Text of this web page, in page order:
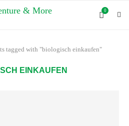
0
tagged with "biologisch einkaufen"
EINKAUFEN